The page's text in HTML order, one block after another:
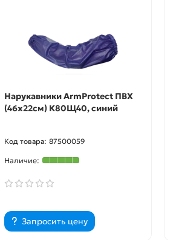
Нарукавники ArmProtect ПВХ
(46х22см) К80Щ40, синий
87500059
Запросить цену